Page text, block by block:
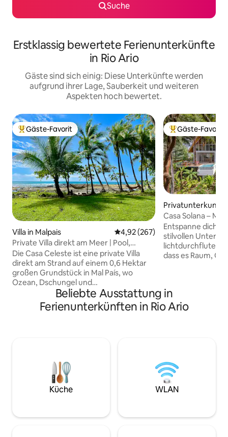
Suche
Erstklassig bewertete Ferienunterkünfte
in Rio Ario
Gäste sind sich einig: Diese Unterkünfte werden
aufgrund ihrer Lage, Sauberkeit und weiteren
Aspekten hoch bewertet.
Beliebter Gäste-Favorit.
Gäste-Favorit
Villa in Malpais Durchschnittliche Bewertung:
4,92 (267)
Private Villa direkt am Meer | Pool,
ganzjährig Sonnenuntergang
Die Casa Celeste ist eine private Villa
direkt am Strand auf einem 0,6 Hektar
großen Grundstück in Mal País, wo
Ozean, Dschungel und
Sonnenuntergang aufeinandertreffen.
Wache mit dem Rauschen der Wellen
auf, verbringe deine Tage zwischen Pool
konzipiert und öffnet sich vollständig zur
Natur hin. Tägliche Zimmerreinigung
und Concierge-Service inbegriffen. Die
Casa Celeste bietet eine seltene
Häuserblocks von Playa Santa Teresa
Beliebter Gäste-
Gäste-Favorit
Privatunterkunft
a
Casa Solana –
Meerblick
Entspanne dich
stilvollen
lichtdurchflutete
dass es Raum,
Innenräume, die
umliegenden
Meerblick
von Santa
Design und
auf dem Hügel
Beliebte Ausstattung in
Ferienunterkünften in Rio Ario
Küche WLAN